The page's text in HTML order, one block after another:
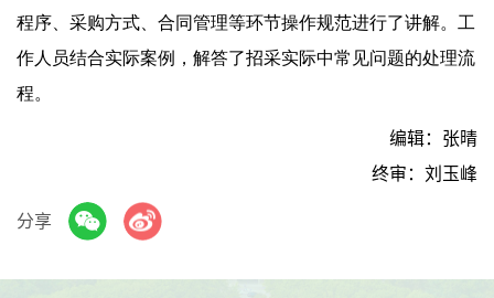
程序、采购方式、合同管理等环节操作规范进行了讲解。工
作人员结合实际案例，解答了招采实际中常见问题的处理流
程。
编辑：张晴
终审：刘玉峰
分享